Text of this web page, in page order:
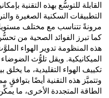
القابلة للتوسُّع بهذه التقنية
التطبيقات السكنية الصغيرة
مرونةً تتناسب مع مختلف
كما تبرز الفوائد الصحية من
هذه المنظومة تدوير الهواء
الميكانيكية. ويقل تلوُّث
تكييف الهواء التقليدية، ما
وتتميَّز هذه التقنية أيضًا بتوافقٍ
الطاقة المتجددة الأخرى، ما